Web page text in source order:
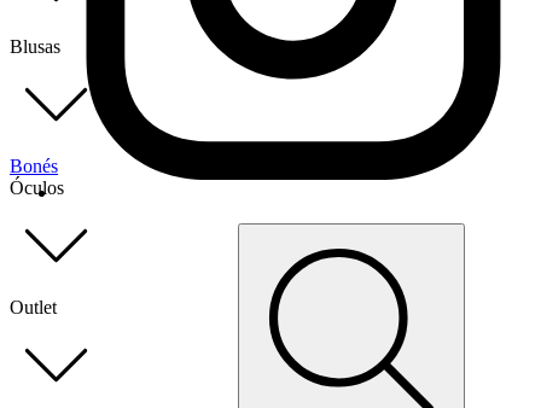
Blusas
Bonés
Óculos
Outlet